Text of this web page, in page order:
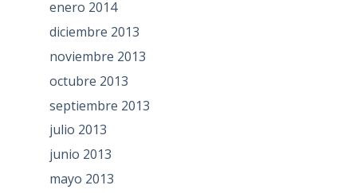
enero 2014
diciembre 2013
noviembre 2013
octubre 2013
septiembre 2013
julio 2013
junio 2013
mayo 2013